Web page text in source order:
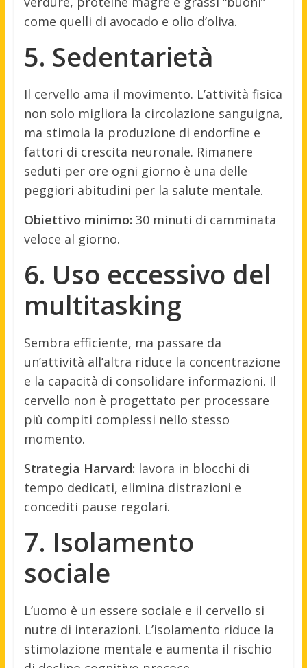
come quelli di avocado e olio d’oliva.
5. Sedentarietà
Il cervello ama il movimento. L’attività fisica
non solo migliora la circolazione sanguigna,
ma stimola la produzione di endorfine e
fattori di crescita neuronale. Rimanere
seduti per ore ogni giorno è una delle
peggiori abitudini per la salute mentale.
Obiettivo minimo: 30 minuti di camminata
veloce al giorno.
6. Uso eccessivo del
multitasking
Sembra efficiente, ma passare da
un’attività all’altra riduce la concentrazione
e la capacità di consolidare informazioni. Il
cervello non è progettato per processare
più compiti complessi nello stesso
momento.
Strategia Harvard: lavora in blocchi di
tempo dedicati, elimina distrazioni e
concediti pause regolari.
7. Isolamento
sociale
L’uomo è un essere sociale e il cervello si
nutre di interazioni. L’isolamento riduce la
stimolazione mentale e aumenta il rischio